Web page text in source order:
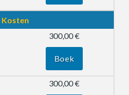
Kosten
300,00 €
Boek
300,00 €